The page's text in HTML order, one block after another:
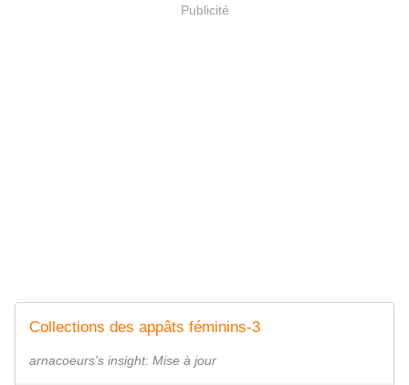
Publicité
Collections des appâts féminins-3
arnacoeurs's insight: Mise à jour